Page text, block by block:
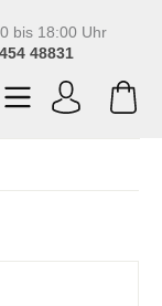
bis 18:00 Uhr
48831